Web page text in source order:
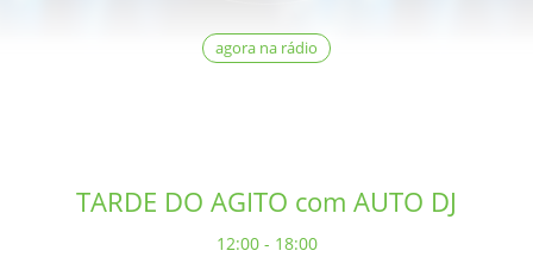
agora na rádio
TARDE DO AGITO com AUTO DJ
12:00 - 18:00